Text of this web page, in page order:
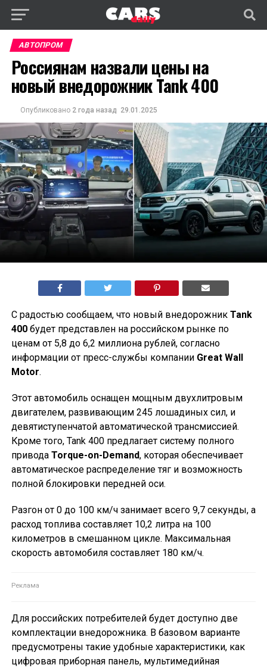
АВТОПРОМ
Россиянам назвали цены на
новый внедорожник Tank 400
Опубликовано 2 года назад 29.01.2025
С радостью сообщаем, что новый внедорожник Tank
400будет представлен на российском рынке по
ценам от 5,8 до 6,2 миллиона рублей, согласно
информации от пресс-службы компании Great Wall
Motor.
Этот автомобиль оснащен мощным двухлитровым
двигателем, развивающим 245 лошадиных сил, и
девятиступенчатой автоматической трансмиссией.
Кроме того, Tank 400 предлагает систему полного
привода Torque-on-Demand, которая обеспечивает
автоматическое распределение тяг и возможность
полной блокировки передней оси.
Разгон от 0 до 100 км/ч занимает всего 9,7 секунды, а
расход топлива составляет 10,2 литра на 100
километров в смешанном цикле. Максимальная
скорость автомобиля составляет 180 км/ч.
Для российских потребителей будет доступно две
комплектации внедорожника. В базовом варианте
предусмотрены такие удобные характеристики, как
цифровая приборная панель, мультимедийная